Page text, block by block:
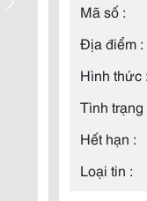
Mã số :
Địa điểm :
Hình thức :
Tình trạng
Hết hạn :
Loại tin :